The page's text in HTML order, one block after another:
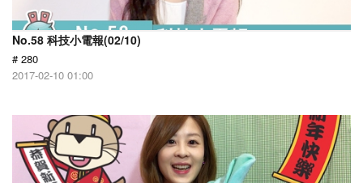
No.58 科技小電報(02/10)
# 280
2017-02-10 01:00